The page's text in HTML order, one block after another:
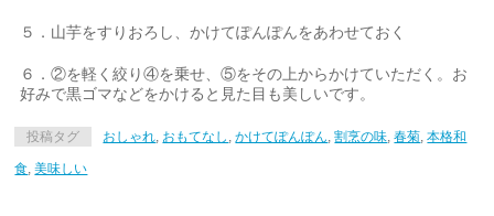
５．山芋をすりおろし、かけてぽんぽんをあわせておく
６．②を軽く絞り④を乗せ、⑤をその上からかけていただく。お
好みで黒ゴマなどをかけると見た目も美しいです。
投稿タグ おしゃれ, おもてなし ,かけてぽんぽん,割烹の味,春菊,本格和
食,美味しい